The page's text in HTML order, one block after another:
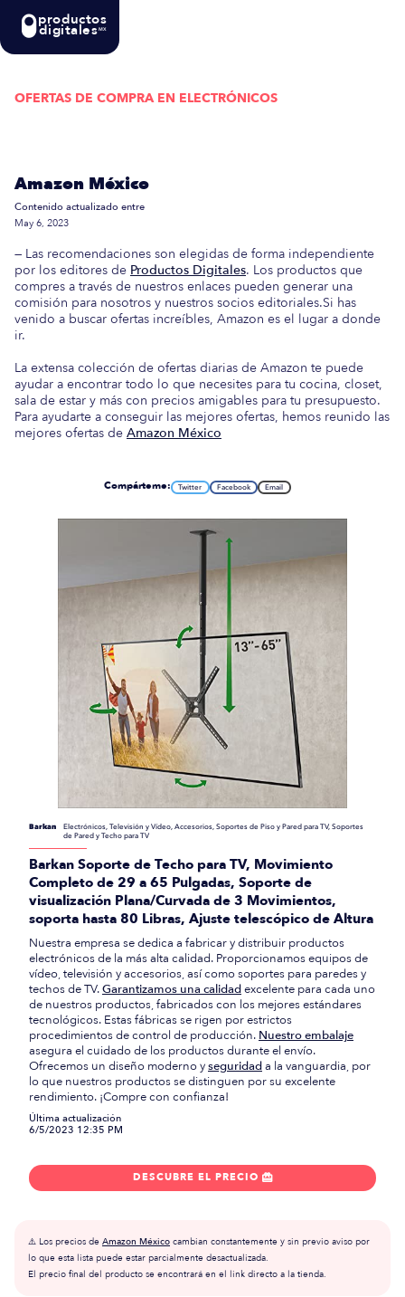
productos
digitalesMX
OFERTAS DE COMPRA EN ELECTRÓNICOS
Amazon México
Contenido actualizado entre
May 6, 2023
— Las recomendaciones son elegidas de forma independiente
por los editores de Productos Digitales. Los productos que
compres a través de nuestros enlaces pueden generar una
comisión para nosotros y nuestros socios editoriales.Si has
venido a buscar ofertas increíbles, Amazon es el lugar a donde
ir.
La extensa colección de ofertas diarias de Amazon te puede
ayudar a encontrar todo lo que necesites para tu cocina, closet,
sala de estar y más con precios amigables para tu presupuesto.
Para ayudarte a conseguir las mejores ofertas, hemos reunido las
mejores ofertas de Amazon México
Compárteme: Twitter Facebook Email
Barkan
Electrónicos, Televisión y Vídeo, Accesorios, Soportes de Piso y Pared para TV, Soportes
de Pared y Techo para TV
Barkan Soporte de Techo para TV, Movimiento
Completo de 29 a 65 Pulgadas, Soporte de
visualización Plana/Curvada de 3 Movimientos,
soporta hasta 80 Libras, Ajuste telescópico de Altura
Nuestra empresa se dedica a fabricar y distribuir productos
electrónicos de la más alta calidad. Proporcionamos equipos de
vídeo, televisión y accesorios, así como soportes para paredes y
techos de TV.Garantizamos una calidadexcelente para cada uno
de nuestros productos, fabricados con los mejores estándares
tecnológicos. Estas fábricas se rigen por estrictos
procedimientos de control de producción. Nuestro embalaje
asegura el cuidado de los productos durante el envío.
Ofrecemos un diseño moderno yseguridada la vanguardia, por
lo que nuestros productos se distinguen por su excelente
rendimiento. ¡Compre con confianza!
Última actualización
6/5/2023 12:35 PM
DESCUBRE EL PRECIO 
⚠️ Los precios de Amazon México cambian constantemente y sin previo aviso por
lo que esta lista puede estar parcialmente desactualizada.
El precio final del producto se encontrará en el link directo a la tienda.